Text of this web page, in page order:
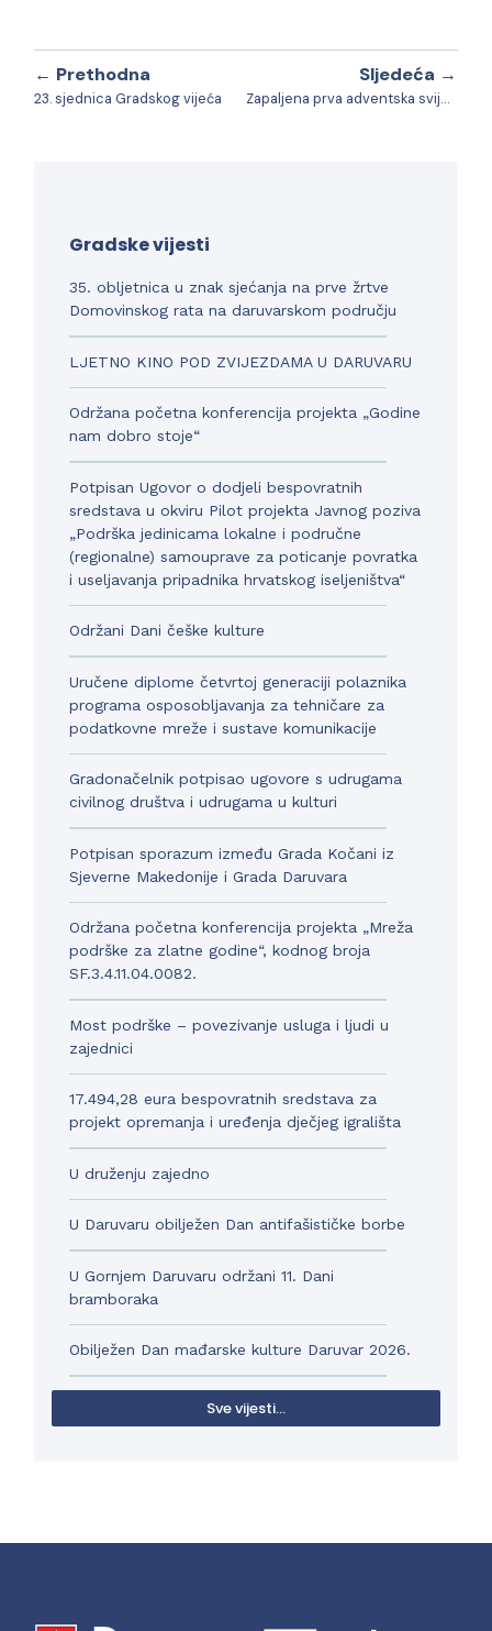
← Prethodna
23. sjednica Gradskog vijeća
Sljedeća →
Zapaljena prva adventska svijeća
Gradske vijesti
35. obljetnica u znak sjećanja na prve žrtve
Domovinskog rata na daruvarskom području
LJETNO KINO POD ZVIJEZDAMA U DARUVARU
Održana početna konferencija projekta „Godine
nam dobro stoje“
Potpisan Ugovor o dodjeli bespovratnih
sredstava u okviru Pilot projekta Javnog poziva
„Podrška jedinicama lokalne i područne
(regionalne) samouprave za poticanje povratka
i useljavanja pripadnika hrvatskog iseljeništva“
Održani Dani češke kulture
Uručene diplome četvrtoj generaciji polaznika
programa osposobljavanja za tehničare za
podatkovne mreže i sustave komunikacije
Gradonačelnik potpisao ugovore s udrugama
civilnog društva i udrugama u kulturi
Potpisan sporazum između Grada Kočani iz
Sjeverne Makedonije i Grada Daruvara
Održana početna konferencija projekta „Mreža
podrške za zlatne godine“, kodnog broja
SF.3.4.11.04.0082.
Most podrške – povezivanje usluga i ljudi u
zajednici
17.494,28 eura bespovratnih sredstava za
projekt opremanja i uređenja dječjeg igrališta
U druženju zajedno
U Daruvaru obilježen Dan antifašističke borbe
U Gornjem Daruvaru održani 11. Dani
bramboraka
Obilježen Dan mađarske kulture Daruvar 2026.
Sve vijesti...